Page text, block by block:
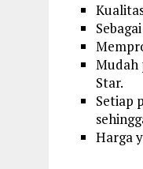
Mudah
Star.
Setiap
Harga